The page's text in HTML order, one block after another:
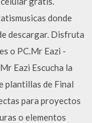
donde
descargar. Disfruta
o PC.Mr Eazi -
Eazi Escucha la
plantillas de Final
para proyectos
o elementos